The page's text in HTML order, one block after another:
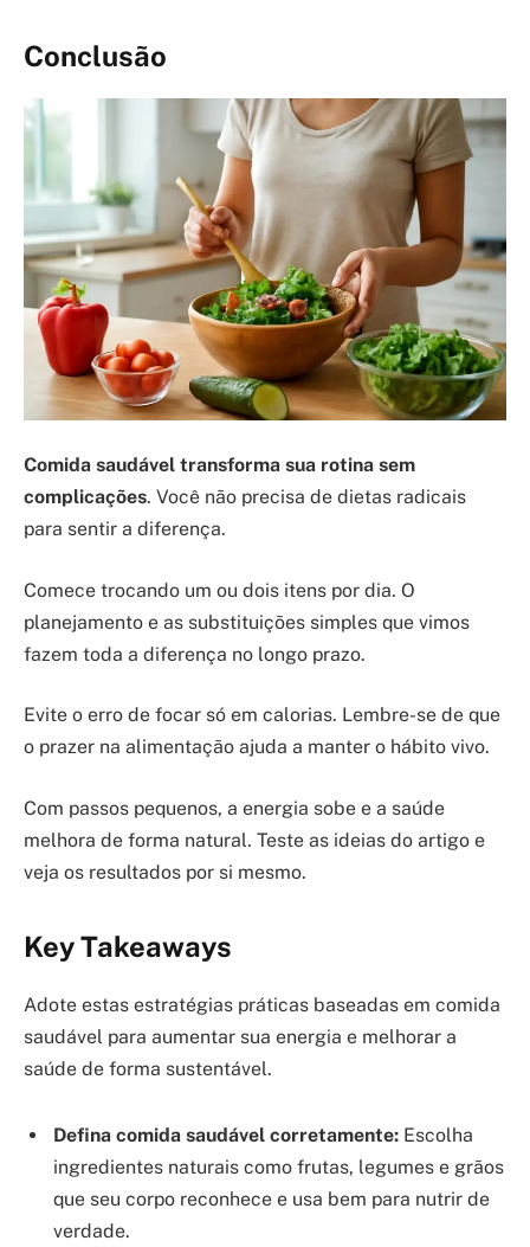
Conclusão
Comida saudável transforma sua rotina sem
complicações. Você não precisa de dietas radicais
para sentir a diferença.
Comece trocando um ou dois itens por dia. O
planejamento e as substituições simples que vimos
fazem toda a diferença no longo prazo.
Evite o erro de focar só em calorias. Lembre-se de que
o prazer na alimentação ajuda a manter o hábito vivo.
Com passos pequenos, a energia sobe e a saúde
melhora de forma natural. Teste as ideias do artigo e
veja os resultados por si mesmo.
Key Takeaways
Adote estas estratégias práticas baseadas em comida
saudável para aumentar sua energia e melhorar a
saúde de forma sustentável.
Defina comida saudável corretamente: Escolha
ingredientes naturais como frutas, legumes e grãos
que seu corpo reconhece e usa bem para nutrir de
verdade.